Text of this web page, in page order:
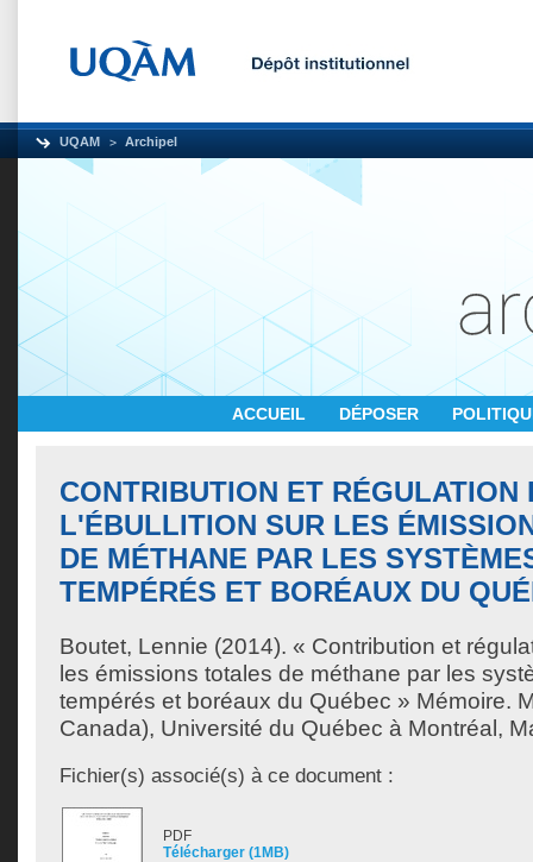
UQAM Archipel
ACCUEIL DÉPOSER
CONTRIBUTION ET RÉGULATION
L'ÉBULLITION SUR LES
DE MÉTHANE PAR LES
TEMPÉRÉS ET BORÉAUX DU
Boutet, Lennie (2014). « Contribution et
les émissions totales de méthane par les
tempérés et boréaux du Québec » Mémoire.
Canada), Université du Québec à Montréal,
Fichier(s) associé(s) à ce document :
PDF
Télécharger (1MB)